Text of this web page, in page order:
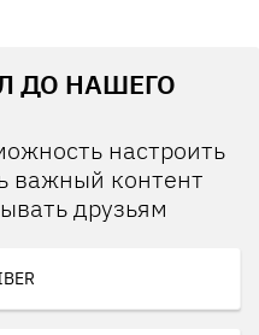
ДО НАШЕГО
настроить
важный контент
друзьям